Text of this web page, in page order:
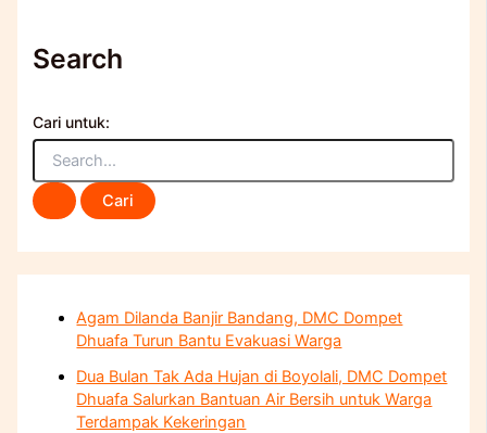
Search
Cari untuk:
Agam Dilanda Banjir Bandang, DMC Dompet
Dhuafa Turun Bantu Evakuasi Warga
Dua Bulan Tak Ada Hujan di Boyolali, DMC Dompet
Dhuafa Salurkan Bantuan Air Bersih untuk Warga
Terdampak Kekeringan